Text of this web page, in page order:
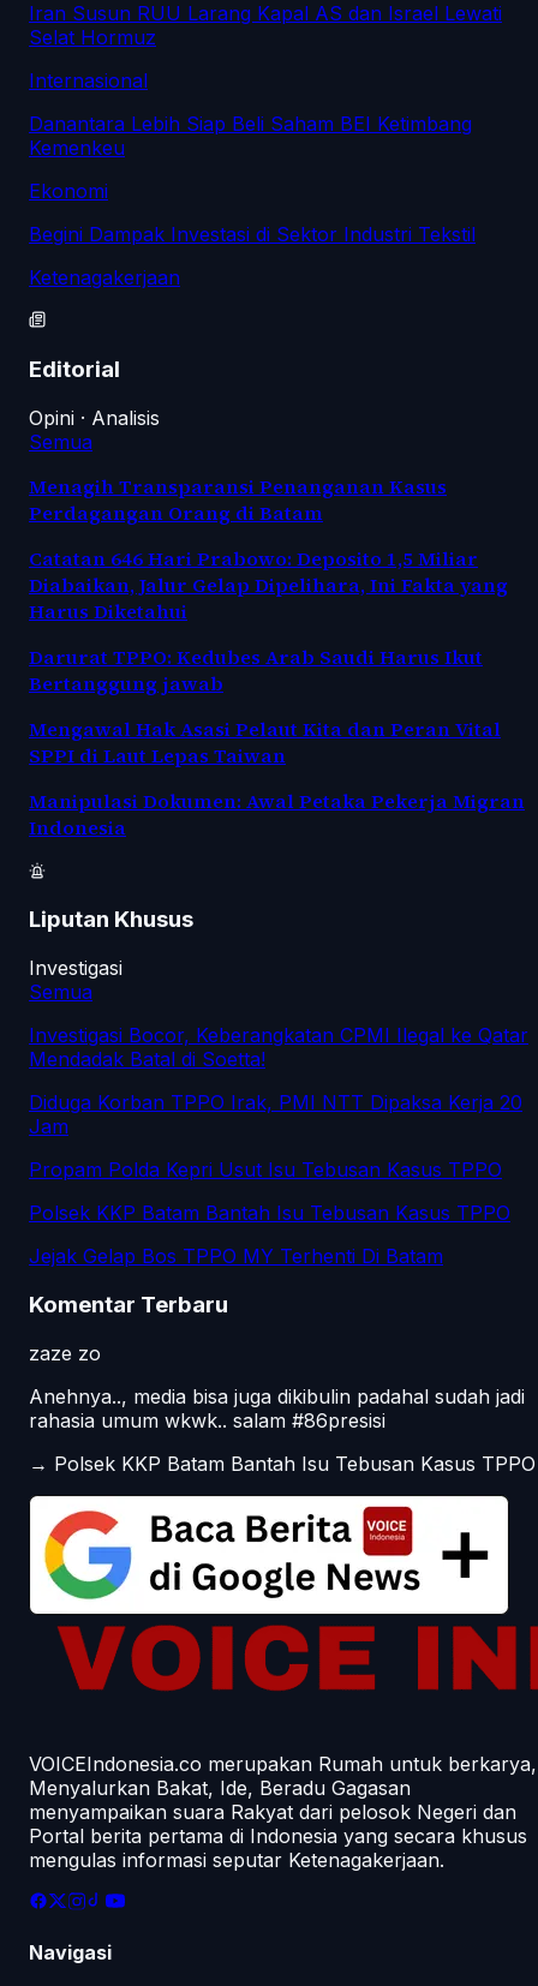
Iran Susun RUU Larang Kapal AS dan Israel Lewati
Selat Hormuz
Internasional
Danantara Lebih Siap Beli Saham BEI Ketimbang
Kemenkeu
Ekonomi
Begini Dampak Investasi di Sektor Industri Tekstil
Ketenagakerjaan
Editorial
Opini · Analisis
Semua
Menagih Transparansi Penanganan Kasus
Perdagangan Orang di Batam
Catatan 646 Hari Prabowo: Deposito 1,5 Miliar
Diabaikan, Jalur Gelap Dipelihara, Ini Fakta yang
Harus Diketahui
Darurat TPPO: Kedubes Arab Saudi Harus Ikut
Bertanggung jawab
Mengawal Hak Asasi Pelaut Kita dan Peran Vital
SPPI di Laut Lepas Taiwan
Manipulasi Dokumen: Awal Petaka Pekerja Migran
Indonesia
Liputan Khusus
Investigasi
Semua
Investigasi Bocor, Keberangkatan CPMI Ilegal ke Qatar
Mendadak Batal di Soetta!
Diduga Korban TPPO Irak, PMI NTT Dipaksa Kerja 20
Jam
Propam Polda Kepri Usut Isu Tebusan Kasus TPPO
Polsek KKP Batam Bantah Isu Tebusan Kasus TPPO
Jejak Gelap Bos TPPO MY Terhenti Di Batam
Komentar Terbaru
zaze zo
Anehnya.., media bisa juga dikibulin padahal sudah jadi
rahasia umum wkwk.. salam #86presisi
→ Polsek KKP Batam Bantah Isu Tebusan Kasus TPPO
VOICEIndonesia.co merupakan Rumah untuk berkarya,
Menyalurkan Bakat, Ide, Beradu Gagasan
menyampaikan suara Rakyat dari pelosok Negeri dan
Portal berita pertama di Indonesia yang secara khusus
mengulas informasi seputar Ketenagakerjaan.
Navigasi